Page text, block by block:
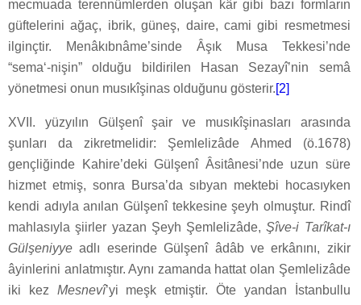
mecmuada terennümlerden oluşan kâr gibi bazı formların
güftelerini ağaç, ibrik, güneş, daire, cami gibi resmetmesi
ilginçtir. Menâkıbnâme’sinde Âşık Musa Tekkesi’nde
“sema‘-nişin” olduğu bildirilen Hasan Sezayî’nin semâ
yönetmesi onun musıkîşinas olduğunu gösterir.[2]
XVII. yüzyılın Gülşenî şair ve musıkîşinasları arasında
şunları da zikretmelidir: Şemlelizâde Ahmed (ö.1678)
gençliğinde Kahire’deki Gülşenî Âsitânesi’nde uzun süre
hizmet etmiş, sonra Bursa’da sıbyan mektebi hocasıyken
kendi adıyla anılan Gülşenî tekkesine şeyh olmuştur. Rindî
mahlasıyla şiirler yazan Şeyh Şemlelizâde,Şîve-i Tarîkat-ı
Gülşeniyyeadlı eserinde Gülşenî âdâb ve erkânını, zikir
âyinlerini anlatmıştır. Aynı zamanda hattat olan Şemlelizâde
iki kez Mesnevî’yi meşk etmiştir. Öte yandan İstanbullu